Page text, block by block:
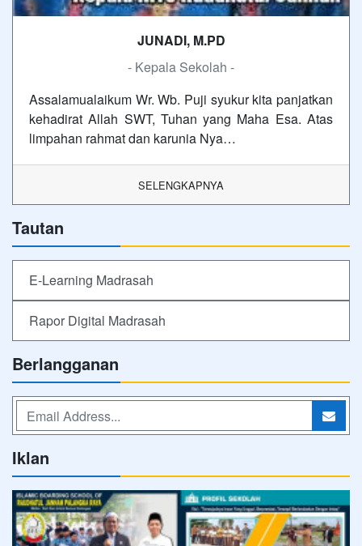
JUNADI, M.PD
- Kepala Sekolah -
Assalamualaikum Wr. Wb. Puji syukur kita panjatkan
kehadirat Allah SWT, Tuhan yang Maha Esa. Atas
limpahan rahmat dan karunia Nya…
SELENGKAPNYA
Tautan
E-Learning Madrasah
Rapor Digital Madrasah
Berlangganan
Iklan